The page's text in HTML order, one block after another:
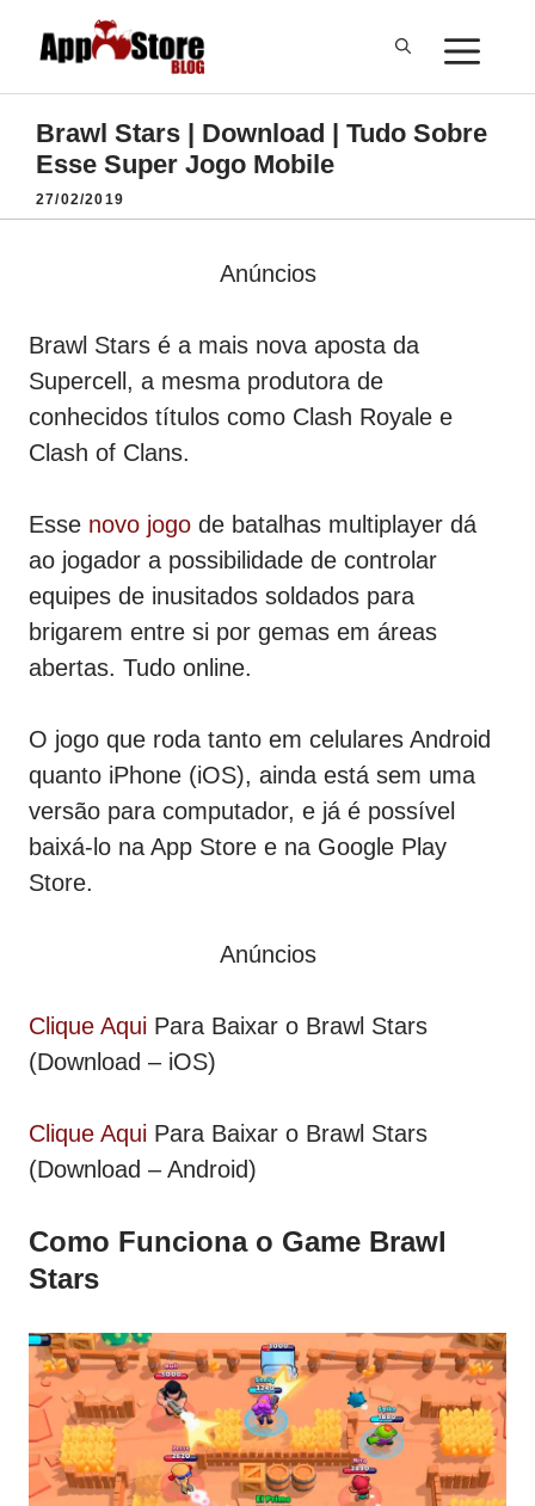
para
o
conteúdo
Brawl Stars | Download | Tudo Sobre
Esse Super Jogo Mobile
27/02/2019
Anúncios
Brawl Stars é a mais nova aposta da
Supercell, a mesma produtora de
conhecidos títulos como Clash Royale e
Clash of Clans.
Esse novo jogo de batalhas multiplayer dá
ao jogador a possibilidade de controlar
equipes de inusitados soldados para
brigarem entre si por gemas em áreas
abertas. Tudo online.
O jogo que roda tanto em celulares Android
quanto iPhone (iOS), ainda está sem uma
versão para computador, e já é possível
baixá-lo na App Store e na Google Play
Store.
Anúncios
Clique Aqui Para Baixar o Brawl Stars
(Download – iOS)
Clique Aqui Para Baixar o Brawl Stars
(Download – Android)
Como Funciona o Game Brawl
Stars